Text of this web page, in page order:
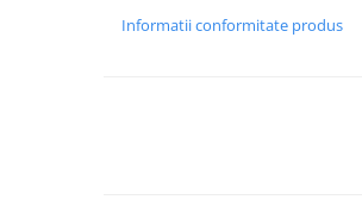
Informatii conformitate produs